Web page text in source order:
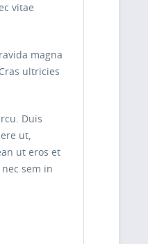
vitae
magna
ultricies
Duis
ut,
ut eros et
sem in